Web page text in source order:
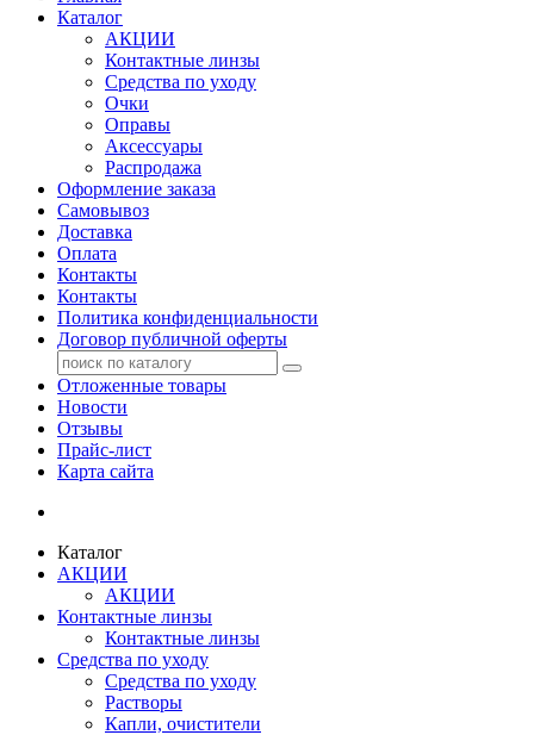
Каталог
АКЦИИ
Контактные линзы
Средства по уходу
Очки
Оправы
Аксессуары
Распродажа
Оформление заказа
Самовывоз
Доставка
Оплата
Контакты
Контакты
Политика конфиденциальности
Договор публичной оферты
Отложенные товары
Новости
Отзывы
Прайс-лист
Карта сайта
Каталог
АКЦИИ
АКЦИИ
Контактные линзы
Контактные линзы
Средства по уходу
Средства по уходу
Растворы
Капли, очистители